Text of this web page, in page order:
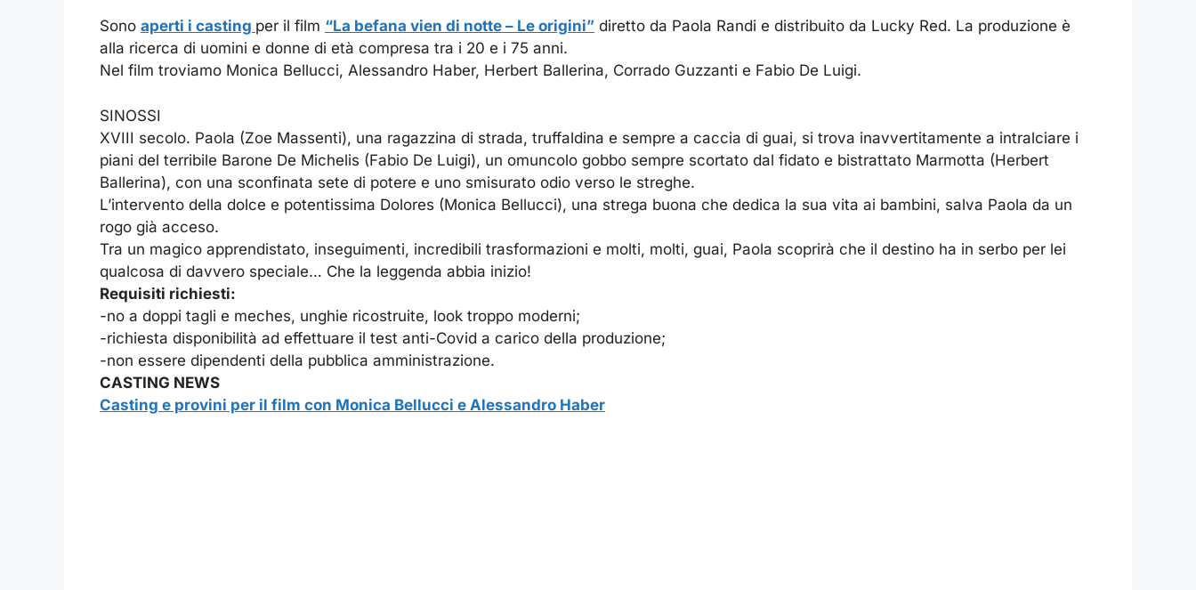
Sono aperti i casting per il film “La befana vien di notte – Le origini” diretto da Paola Randi e distribuito da Lucky Red. La produzione è
alla ricerca di uomini e donne di età compresa tra i 20 e i 75 anni.
Nel film troviamo Monica Bellucci, Alessandro Haber, Herbert Ballerina, Corrado Guzzanti e Fabio De Luigi.
SINOSSI
XVIII secolo. Paola (Zoe Massenti), una ragazzina di strada, truffaldina e sempre a caccia di guai, si trova inavvertitamente a intralciare i
piani del terribile Barone De Michelis (Fabio De Luigi), un omuncolo gobbo sempre scortato dal fidato e bistrattato Marmotta (Herbert
Ballerina), con una sconfinata sete di potere e uno smisurato odio verso le streghe.
L’intervento della dolce e potentissima Dolores (Monica Bellucci), una strega buona che dedica la sua vita ai bambini, salva Paola da un
rogo già acceso.
Tra un magico apprendistato, inseguimenti, incredibili trasformazioni e molti, molti, guai, Paola scoprirà che il destino ha in serbo per lei
qualcosa di davvero speciale… Che la leggenda abbia inizio!
Requisiti richiesti:
-no a doppi tagli e meches, unghie ricostruite, look troppo moderni;
-richiesta disponibilità ad effettuare il test anti-Covid a carico della produzione;
-non essere dipendenti della pubblica amministrazione.
CASTING NEWS
Casting e provini per il film con Monica Bellucci e Alessandro Haber